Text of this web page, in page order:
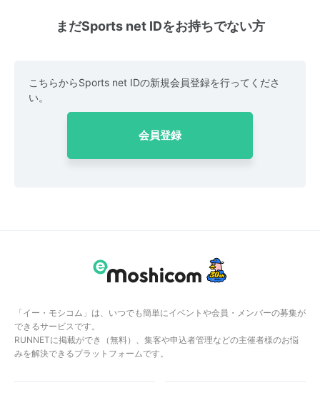
まだSports net IDをお持ちでない方
こちらからSports net IDの新規会員登録を行ってくださ
い。
会員登録
「イー・モシコム」は、いつでも簡単にイベントや会員・メンバーの募集が
できるサービスです。
RUNNETに掲載ができ（無料）、集客や申込者管理などの主催者様のお悩
みを解決できるプラットフォームです。